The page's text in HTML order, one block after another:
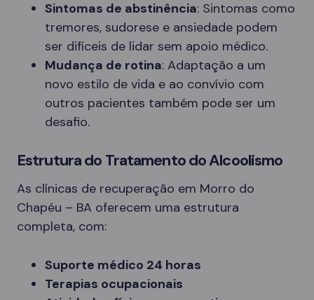
Sintomas de abstinência: Sintomas como
tremores, sudorese e ansiedade podem
ser difíceis de lidar sem apoio médico.
Mudança de rotina: Adaptação a um
novo estilo de vida e ao convívio com
outros pacientes também pode ser um
desafio.
Estrutura do Tratamento do Alcoolismo
As clínicas de recuperação em Morro do
Chapéu – BA oferecem uma estrutura
completa, com:
Suporte médico 24 horas
Terapias ocupacionais